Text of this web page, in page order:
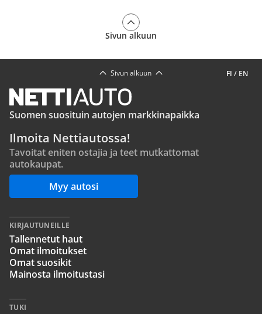
Sivun alkuun
FI / EN
Sivun alkuun
Suomen suosituin autojen markkinapaikka
Ilmoita Nettiautossa!
Tavoitat eniten ostajia ja teet mutkattomat
autokaupat.
Myy autosi
KIRJAUTUNEILLE
Tallennetut haut
Omat ilmoitukset
Omat suosikit
Mainosta ilmoitustasi
TUKI